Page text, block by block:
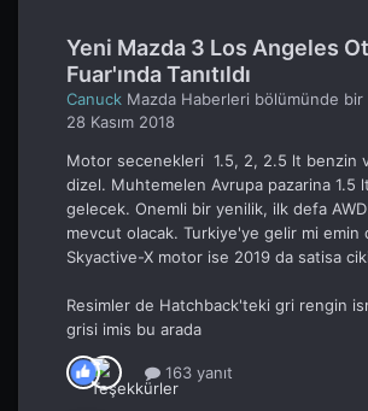
Yeni Mazda 3 Los Angeles
Fuar'ında Tanıtıldı
Canuck Mazda Haberleri bölümünde
28 Kasım 2018
Motor secenekleri 1.5, 2, 2.5 lt benzin
dizel. Muhtemelen Avrupa pazarina 1.5
gelecek. Onemli bir yenilik, ilk defa
mevcut olacak. Turkiye'ye gelir mi emin
Skyactive-X motor ise 2019 da satisa
Resimler de Hatchback'teki gri rengin
grisi imis bu arada
163 yanıt